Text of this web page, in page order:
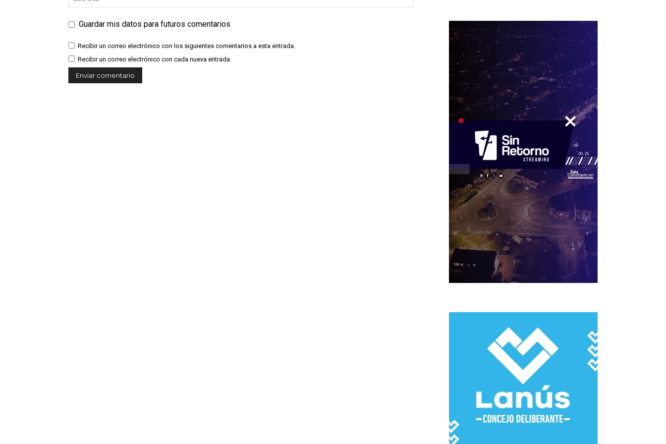
Guardar mis datos para futuros comentarios
Recibir un correo electrónico con los siguientes comentarios a esta entrada.
Recibir un correo electrónico con cada nueva entrada.